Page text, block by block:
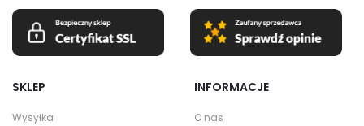
SKLEP
Wysyłka
INFORMACJE
O nas